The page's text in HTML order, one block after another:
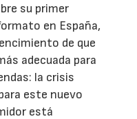
su primer
en España,
de que
adecuada para
la crisis
este nuevo
está